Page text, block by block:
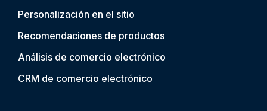
Personalización en el sitio
Recomendaciones de productos
Análisis de comercio electrónico
CRM de comercio electrónico